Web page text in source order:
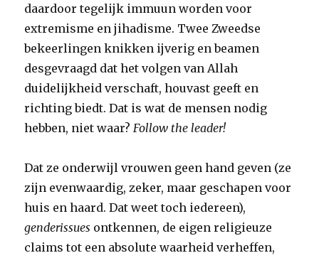
daardoor tegelijk immuun worden voor
extremisme en jihadisme. Twee Zweedse
bekeerlingen knikken ijverig en beamen
desgevraagd dat het volgen van Allah
duidelijkheid verschaft, houvast geeft en
richting biedt. Dat is wat de mensen nodig
hebben, niet waar? Follow the leader!
Dat ze onderwijl vrouwen geen hand geven (ze
zijn evenwaardig, zeker, maar geschapen voor
huis en haard. Dat weet toch iedereen),
genderissues ontkennen, de eigen religieuze
claims tot een absolute waarheid verheffen,